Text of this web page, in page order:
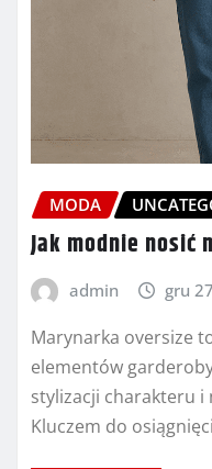
MODA
Jak modnie nosić
admin gru
Marynarka oversize
elementów
stylizacji charakteru
Kluczem do